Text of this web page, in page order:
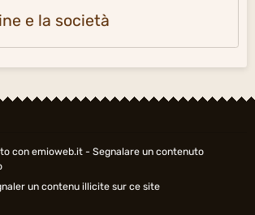
e la società
con emioweb.it - Segnalare un contenuto
un contenu illicite sur ce site